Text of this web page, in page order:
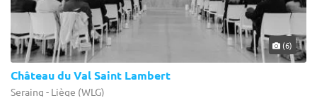
(6)
Château du Val Saint Lambert
Seraing - Liège (WLG)